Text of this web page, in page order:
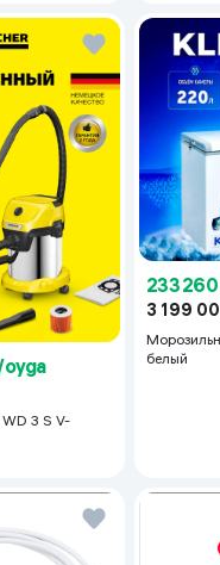
3 S V-
233
3 199
белый